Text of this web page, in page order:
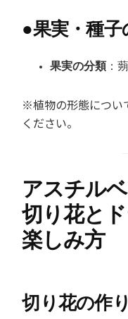
●果実・種子
果実の分類 ：
※植物の形態につい
ください。
アスチル
切り花と
楽しみ方
切り花の作